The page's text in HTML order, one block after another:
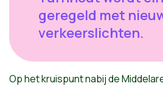
geregeld met
verkeerslichten.
Op het kruispunt nabij de